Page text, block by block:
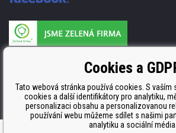
ISO 9001. ISO 14001 a STMC.Cookies a
Tato webová stránka používá cookies. S vaším
cookies a další identifikátory pro analytiku,
personalizaci obsahu a personalizovanou
používání webu můžeme sdílet s našimi
analytiku a sociální média.